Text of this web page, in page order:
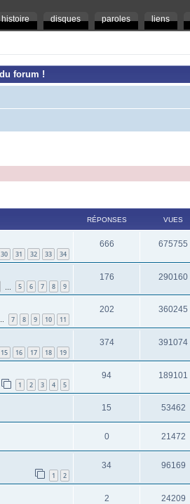
histoire disques paroles liens
forum !
RÉPONSES VUES
30 31 32 33 34
666 675755
5 6 7 8 9
176 290160
7 8 9 10 11
202 360245
15 16 17 18 19
374 391074
1 2 3 4 5
94 189101
15 53462
0 21472
1 2
34 96169
2 24209